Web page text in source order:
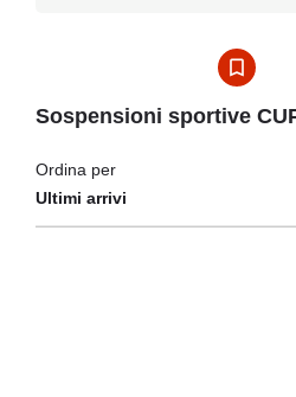
Ultimi arrivi
Ordina per